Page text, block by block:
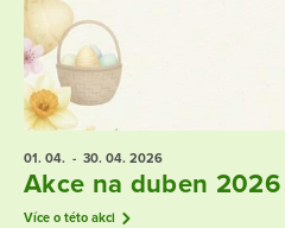
01. 04. - 30. 04. 2026
Akce na duben 2026
Více o této akci